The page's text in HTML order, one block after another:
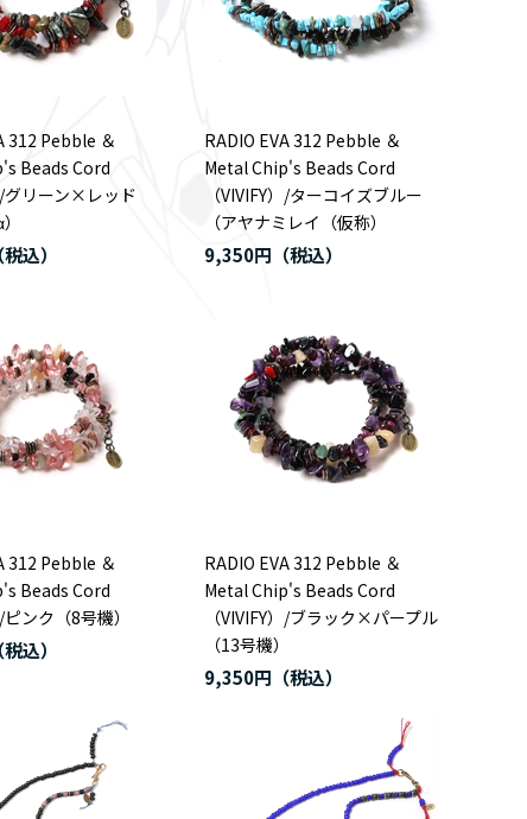
312 Pebble ＆
Beads Cord
/グリーン×レッド
RADIO EVA 312 Pebble ＆
Metal Chip's Beads Cord
（VIVIFY）/ターコイズブルー
（アヤナミレイ（仮称）
9,350円
312 Pebble ＆
Beads Cord
/ピンク（8号機）
RADIO EVA 312 Pebble ＆
Metal Chip's Beads Cord
（VIVIFY）/ブラック×パープル
（13号機）
9,350円